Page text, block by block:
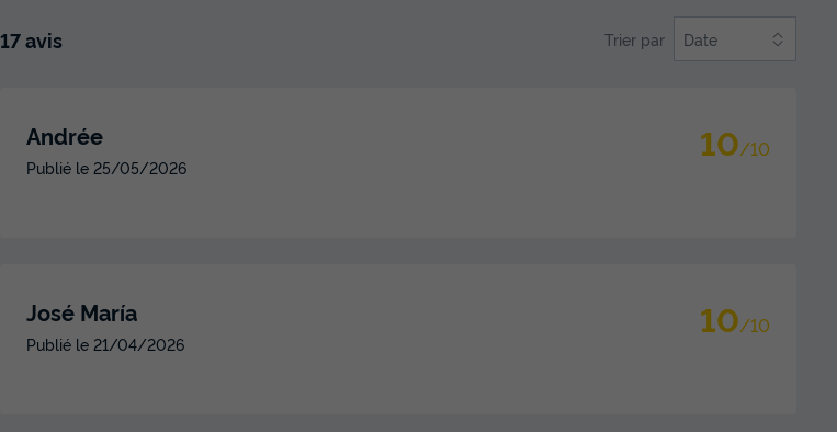
17 avis Trier par Date
Andrée 10/10
Publié le 25/05/2026
José María 10/10
Publié le 21/04/2026